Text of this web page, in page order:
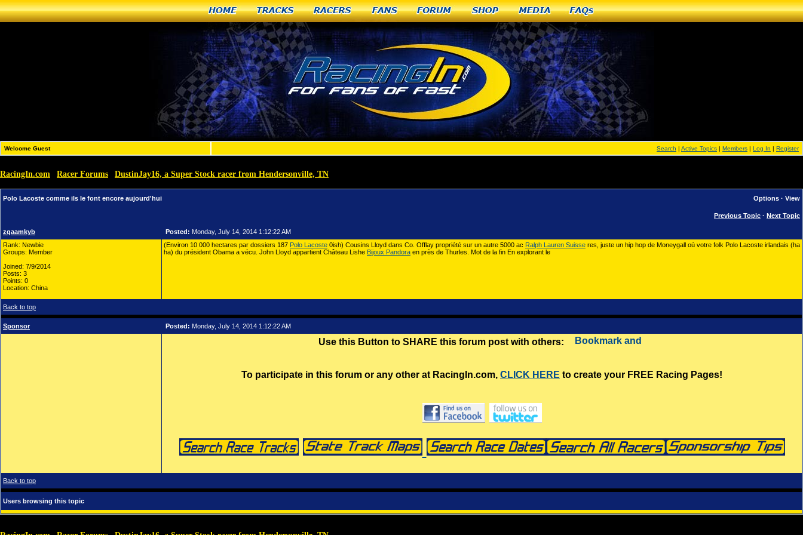
Home Tracks Racers Fans Forum Shop Media FAQs
Welcome Guest Search | Active Topics | Members | Log In | Register
RacingIn.com Racer Forums DustinJay16, a Super Stock racer from Hendersonville, TN
Polo Lacoste comme ils le font encore aujourd'hui Options · View
Previous Topic · Next Topic
zqaamkyb Posted: Monday, July 14, 2014 1:12:22 AM
Rank: Newbie
Groups: Member
Joined: 7/9/2014
Posts: 3
Points: 0
Location: China
(Environ 10 000 hectares par dossiers 187 Polo Lacoste 0ish) Cousins ​​Lloyd dans Co. Offlay propriété sur un autre 5000 ac Ralph Lauren Suisse res, juste un hip hop de Moneygall où votre folk Polo Lacoste irlandais (ha
ha) du président Obama a vécu. John Lloyd appartient Château Lishe Bijoux Pandora en près de Thurles. Mot de la fin En explorant le
Back to top
Sponsor Posted: Monday, July 14, 2014 1:12:22 AM
Use this Button to SHARE this forum post with others:
To participate in this forum or any other at RacingIn.com, CLICK HERE to create your FREE Racing Pages!
Back to top
Users browsing this topic